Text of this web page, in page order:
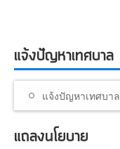
แจ้งปัญหาเทศบาล
แจ้งปัญหาเทศบาล
แถลงนโยบาย